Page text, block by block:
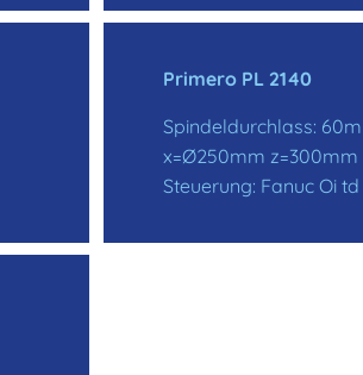
Primero PL 2140
Spindeldurchlass:
x=Ø250mm z=300mm
Steuerung: Fanuc Oi td